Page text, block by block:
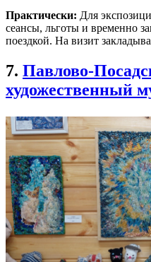
Практически: Для
сеансы, льготы и временно
поездкой. На визит
7. Павлово-
художественный